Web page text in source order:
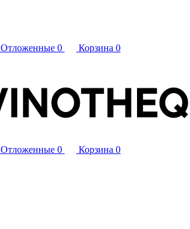
Отложенные 0 Корзина 0
Отложенные 0 Корзина 0